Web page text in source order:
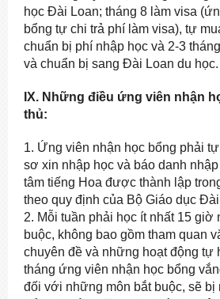
học Đài Loan; tháng 8 làm visa
bổng tự chi trả phí làm visa), tự
chuẩn bị phí nhập học và 2-3
và chuẩn bị sang Đài Loan du học.
IX. Những điều ứng viên nhận
thủ:
1. Ứng viên nhận học bổng phải
sơ xin nhập học và báo danh
tâm tiếng Hoa được thành lập
theo quy định của Bộ Giáo dục
2. Mỗi tuần phải học ít nhất 15 giờ
buộc, không bao gồm tham quan
chuyên đề và những hoạt động tự
tháng ứng viên nhận học bổng
đối với những môn bắt buộc, sẽ bị